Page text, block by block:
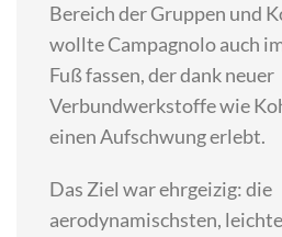
Bereich der Gruppen und
wollte Campagnolo auch
Fuß fassen, der dank neuer
Verbundwerkstoffe wie
einen Aufschwung erlebt.
Das Ziel war ehrgeizig: die
aerodynamischsten,